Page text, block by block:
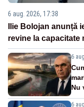
6 aug. 2026, 17:38
Ilie Bolojan anunță
revine la capacitate
6
Nu
6